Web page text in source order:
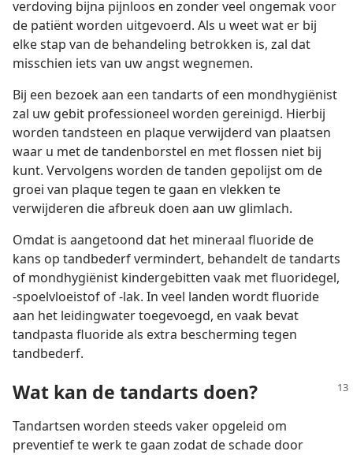
verdoving bijna pijnloos en zonder veel ongemak voor
de patiënt worden uitgevoerd. Als u weet wat er bij
elke stap van de behandeling betrokken is, zal dat
misschien iets van uw angst wegnemen.
Bij een bezoek aan een tandarts of een mondhygiënist
zal uw gebit professioneel worden gereinigd. Hierbij
worden tandsteen en plaque verwijderd van plaatsen
waar u met de tandenborstel en met flossen niet bij
kunt. Vervolgens worden de tanden gepolijst om de
groei van plaque tegen te gaan en vlekken te
verwijderen die afbreuk doen aan uw glimlach.
Omdat is aangetoond dat het mineraal fluoride de
kans op tandbederf vermindert, behandelt de tandarts
of mondhygiënist kindergebitten vaak met fluoridegel,
-spoelvloeistof of -lak. In veel landen wordt fluoride
aan het leidingwater toegevoegd, en vaak bevat
tandpasta fluoride als extra bescherming tegen
tandbederf.
Wat kan de tandarts doen?
Tandartsen worden steeds vaker opgeleid om
preventief te werk te gaan zodat de schade door